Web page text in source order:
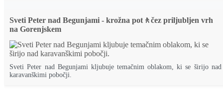
Sveti Peter nad Begunjami - krožna pot🚶čez priljubljen vrh
na Gorenjskem
Sveti Peter nad Begunjami kljubuje temačnim oblakom, ki se širijo nad
karavanškimi pobočji.